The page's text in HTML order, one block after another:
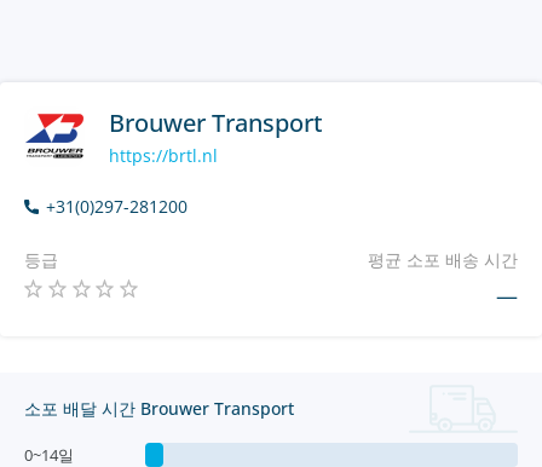
Brouwer Transport
https://brtl.nl
+31(0)297-281200
등급 평균 소포 배송 시간
—
소포 배달 시간 Brouwer Transport
0~14일